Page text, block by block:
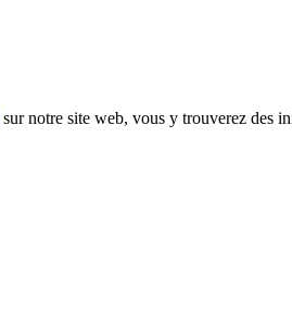
sur notre site web, vous y trouverez des